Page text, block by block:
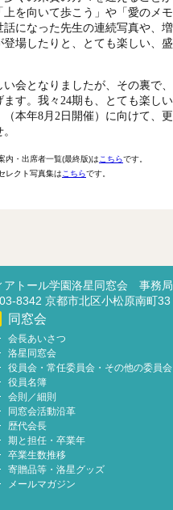
上を向いて歩こう」や「愛のメ
話になった先生の連続写真や、
登場したりと、とても楽しい、
い会となりましたが、その裏で
す。我々 24期も、とても楽し
（本年8月2日開催） に向けて、
内・出席者一覧(最終版)は こちらです。
レクト写真集は こちらです。
アトール学園洛星同窓会 事務
8342 京都市北区小松原南町
同窓会
会長あいさつ
洛星同窓会
役員会・常任委員会・その他の委員会
役員名簿
会則／細則
同窓会活動沿革
歴代会長
期と担任・卒業年
卒業生数推移
寄贈品等・洛星グッズ
メールマガジン